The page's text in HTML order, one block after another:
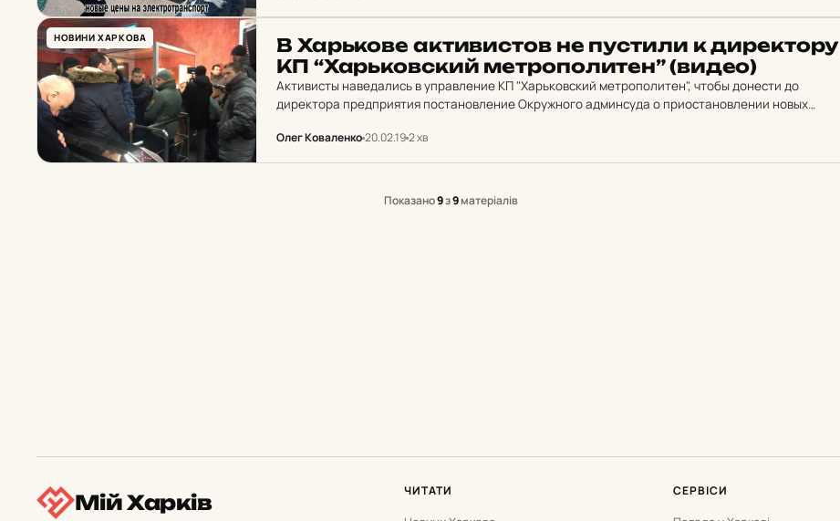
НОВИНИ ХАРКОВА
В Харь­ко­ве ак­ти­вис­тов не пус­ти­ли к ди­рек­то­ру
КП “Харь­ков­ский мет­ро­по­ли­тен” (видео)
Активисты наведались в управление КП "Харьковский метрополитен", чтобы донести до
директора предприятия постановление Окружного админсуда о приостановлении новых
Олег Коваленко20.02.192 хв
Показано9з9матеріалів
Мій Харків ЧИТАТИ СЕРВІСИ